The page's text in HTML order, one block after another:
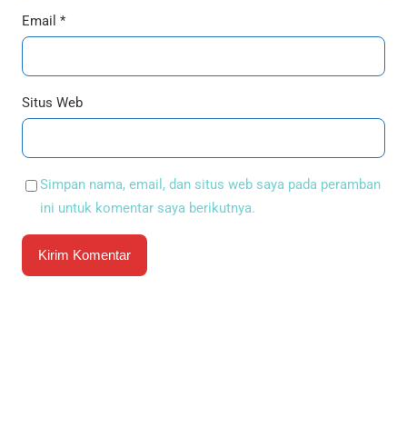
Email *
Situs Web
Simpan nama, email, dan situs web saya pada peramban
ini untuk komentar saya berikutnya.